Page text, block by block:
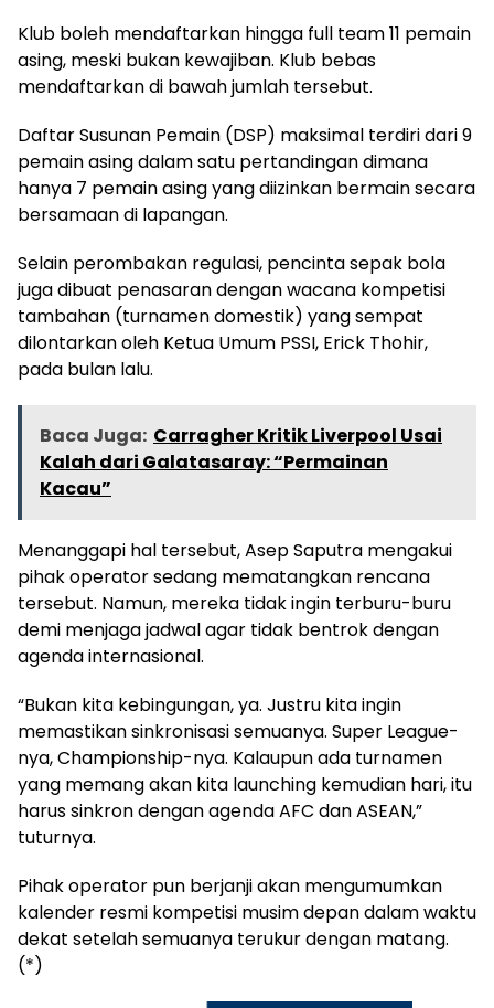
Klub boleh mendaftarkan hingga full team 11 pemain
asing, meski bukan kewajiban. Klub bebas
mendaftarkan di bawah jumlah tersebut.
Daftar Susunan Pemain (DSP) maksimal terdiri dari 9
pemain asing dalam satu pertandingan dimana
hanya 7 pemain asing yang diizinkan bermain secara
bersamaan di lapangan.
Selain perombakan regulasi, pencinta sepak bola
juga dibuat penasaran dengan wacana kompetisi
tambahan (turnamen domestik) yang sempat
dilontarkan oleh Ketua Umum PSSI, Erick Thohir,
pada bulan lalu.
Baca Juga: Carragher Kritik Liverpool Usai
Kalah dari Galatasaray: “Permainan
Kacau”
Menanggapi hal tersebut, Asep Saputra mengakui
pihak operator sedang mematangkan rencana
tersebut. Namun, mereka tidak ingin terburu-buru
demi menjaga jadwal agar tidak bentrok dengan
agenda internasional.
“Bukan kita kebingungan, ya. Justru kita ingin
memastikan sinkronisasi semuanya. Super League-
nya, Championship-nya. Kalaupun ada turnamen
yang memang akan kita launching kemudian hari, itu
harus sinkron dengan agenda AFC dan ASEAN,”
tuturnya.
Pihak operator pun berjanji akan mengumumkan
kalender resmi kompetisi musim depan dalam waktu
dekat setelah semuanya terukur dengan matang.
(*)